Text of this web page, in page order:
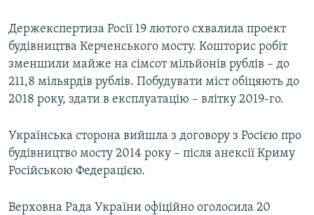
Держекспертиза Росії 19 лютого схвалила проект
будівництва Керченського мосту. Кошторис робіт
зменшили майже на сімсот мільйонів рублів – до
211,8 мільярдів рублів. Побудувати міст обіцяють до
2018 року, здати в експлуатацію – влітку 2019-го.
Українська сторона вийшла з договору з Росією про
будівництво мосту 2014 року – після анексії Криму
Російською Федерацією.
Верховна Рада України офіційно оголосила 20